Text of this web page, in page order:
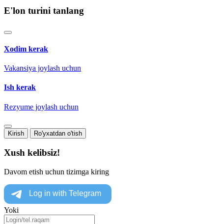
E'lon turini tanlang
Xodim kerak
Vakansiya joylash uchun
Ish kerak
Rezyume joylash uchun
Kirish Ro'yxatdan o'tish
Xush kelibsiz!
Davom etish uchun tizimga kiring
Yoki